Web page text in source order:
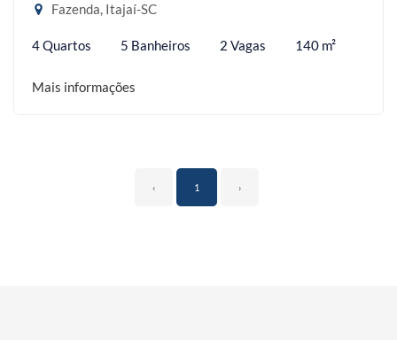
Fazenda, Itajaí-SC
4 Quartos 5 Banheiros 2 Vagas 140 m²
Mais informações
‹ 1 ›